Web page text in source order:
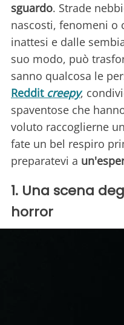
sguardo. Strade
nascosti, fenomeni o
inattesi e dalle
suo modo, può
sanno qualcosa le
Reddit creepy,
spaventose che
voluto raccoglierne
fate un bel respiro
preparatevi a
1. Una scena
horror